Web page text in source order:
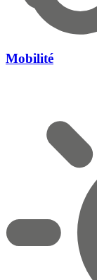
Mobilité